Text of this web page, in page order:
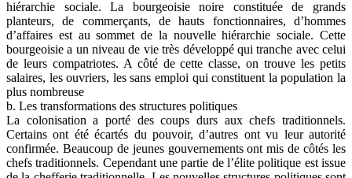
hiérarchie sociale. La bourgeoisie noire constituée de grands
planteurs, de commerçants, de hauts fonctionnaires, d’hommes
d’affaires est au sommet de la nouvelle hiérarchie sociale. Cette
bourgeoisie a un niveau de vie très développé qui tranche avec celui
de leurs compatriotes. A côté de cette classe, on trouve les petits
salaires, les ouvriers, les sans emploi qui constituent la population la
plus nombreuse
b. Les transformations des structures politiques
La colonisation a porté des coups durs aux chefs traditionnels.
Certains ont été écartés du pouvoir, d’autres ont vu leur autorité
confirmée. Beaucoup de jeunes gouvernements ont mis de côtés les
chefs traditionnels. Cependant une partie de l’élite politique est issue